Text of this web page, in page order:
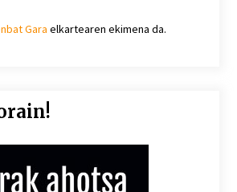
Gara elkartearen ekimena da.